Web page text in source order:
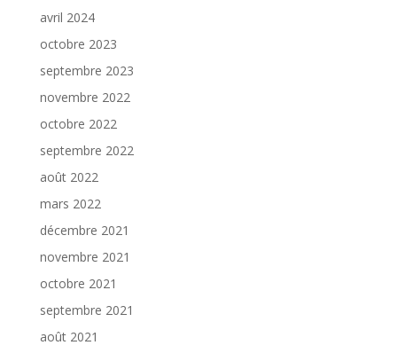
avril 2024
octobre 2023
septembre 2023
novembre 2022
octobre 2022
septembre 2022
août 2022
mars 2022
décembre 2021
novembre 2021
octobre 2021
septembre 2021
août 2021